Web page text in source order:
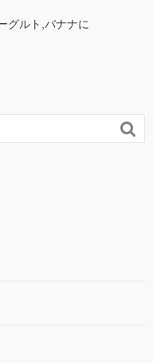
グルト,バナナに
